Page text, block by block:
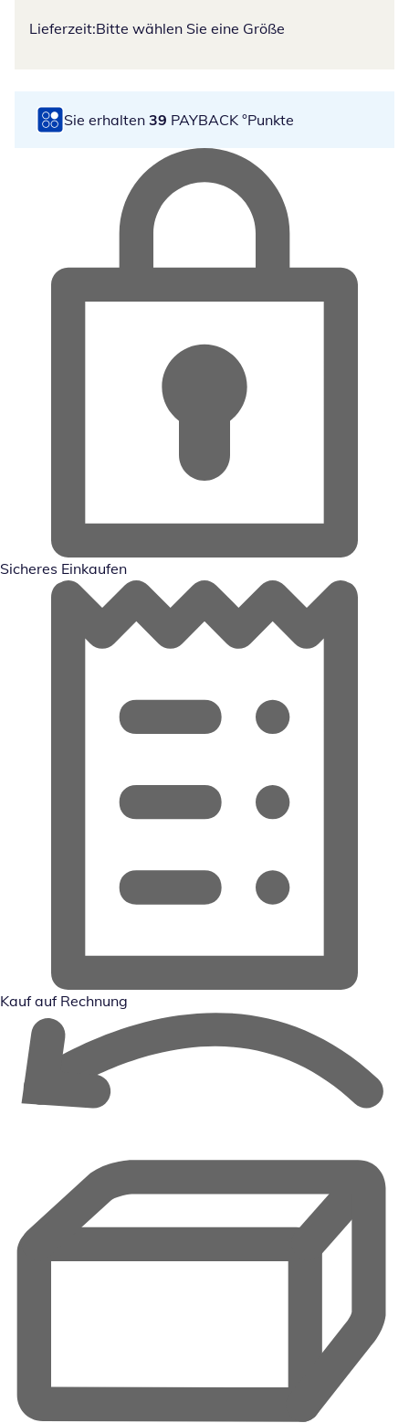
Lieferzeit:Bitte wählen Sie eine Größe
Sie erhalten 39 PAYBACK °Punkte
Sicheres Einkaufen
Kauf auf Rechnung